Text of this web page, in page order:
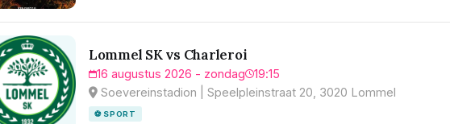
Lommel SK vs Charleroi
16 augustus 2026 - zondag
19:15
Soevereinstadion | Speelpleinstraat 20, 3020 Lommel
⚽ SPORT